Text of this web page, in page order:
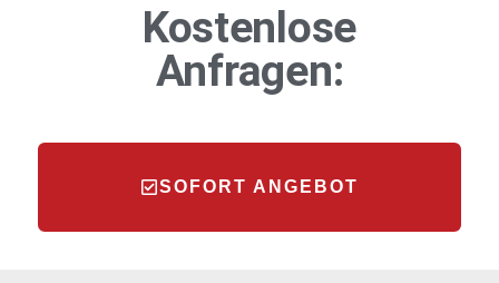
Kostenlose
Anfragen:
SOFORT ANGEBOT